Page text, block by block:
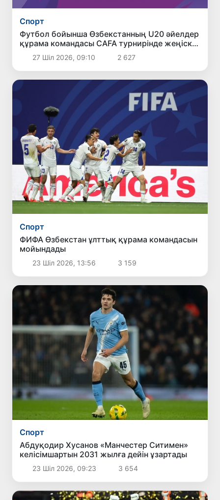
Спорт
Футбол бойынша Өзбекстанның U20 әйелдер
құрама командасы CAFA турнирінде жеңіске
жетті27 Шіл 2026, 09:10 2 627
Спорт
ФИФА Өзбекстан ұлттық құрама командасын
мойындады
23 Шіл 2026, 13:56 3 159
Спорт
Абдуқодир Хусанов «Манчестер Ситимен»
келісімшартын 2031 жылға дейін ұзартады
23 Шіл 2026, 09:23 3 654